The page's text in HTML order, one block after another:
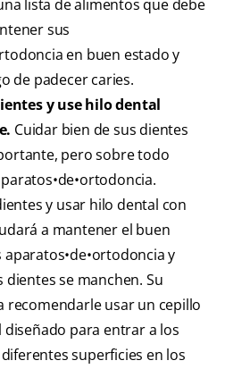
lista de alimentos que debe
sus
en buen estado y
de padecer caries.
y use hilo dental
Cuidar bien de sus dientes
pero sobre todo
y usar hilo dental con
a mantener el buen
aparatos•de•ortodoncia y
dientes se manchen. Su
recomendarle usar un cepillo
diseñado para entrar a los
superficies en los